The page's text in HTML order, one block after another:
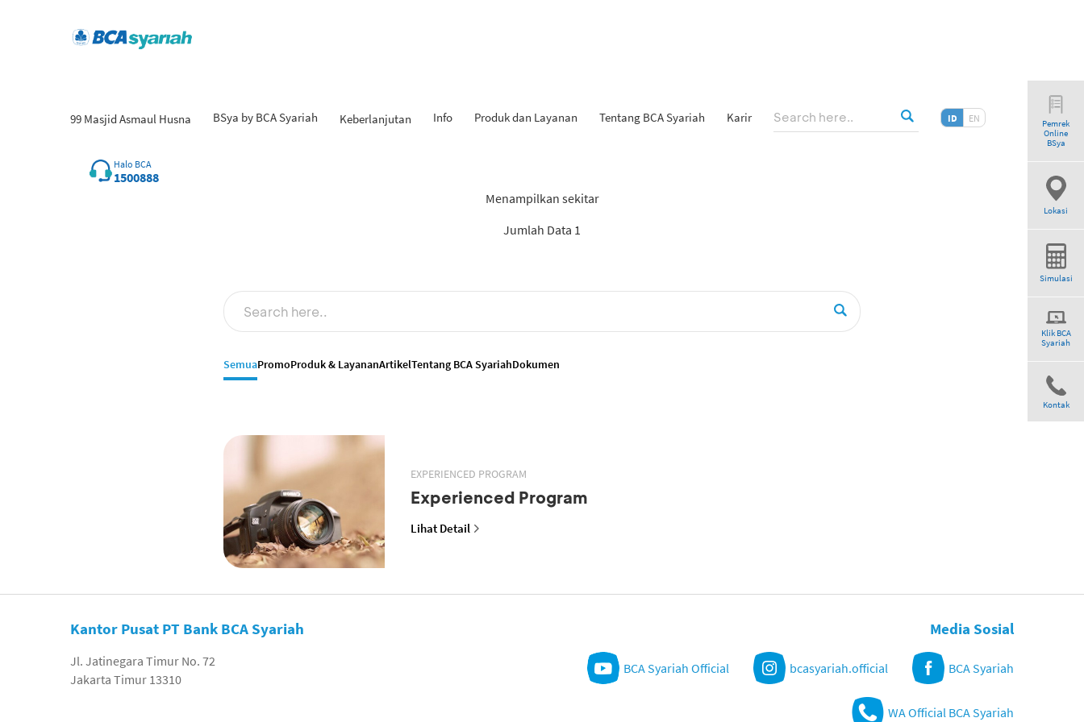
99 Masjid Asmaul Husna BSya by BCA Syariah Keberlanjutan Info Produk dan Layanan Tentang BCA Syariah Karir ID EN
Halo BCA
1500888
Pemrek
Online
BSya
Lokasi
Simulasi
Klik BCA
Syariah
Kontak
Menampilkan sekitar
Jumlah Data 1
SemuaPromoProduk & LayananArtikelTentang BCA SyariahDokumen
EXPERIENCED PROGRAM
Experienced Program
Lihat Detail
Kantor Pusat PT Bank BCA Syariah
Jl. Jatinegara Timur No. 72
Jakarta Timur 13310
Media Sosial
BCA Syariah Official bcasyariah.official BCA Syariah
WA Official BCA Syariah